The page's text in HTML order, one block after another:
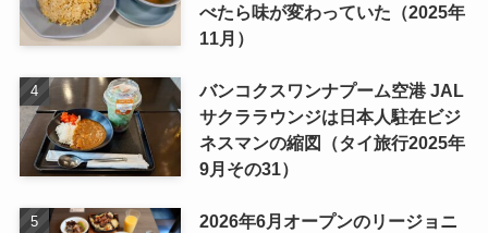
べたら味が変わっていた（2025年
11月）
バンコクスワンナプーム空港 JAL
サクララウンジは日本人駐在ビジ
ネスマンの縮図（タイ旅行2025年
9月その31）
2026年6月オープンのリージョニ